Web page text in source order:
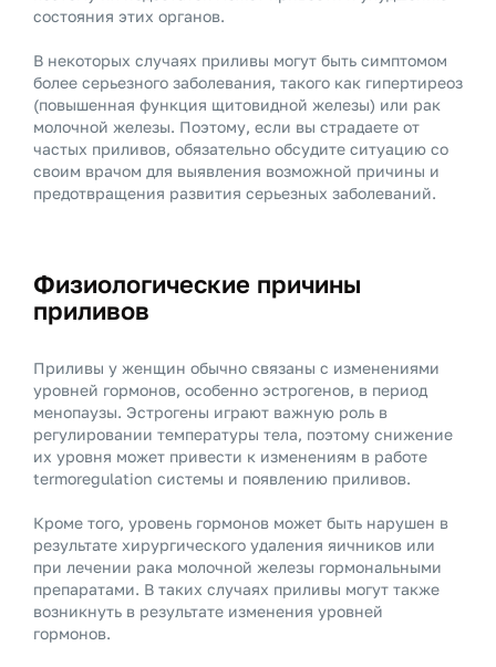
состояния этих органов.
В некоторых случаях приливы могут быть симптомом
более серьезного заболевания, такого как гипертиреоз
(повышенная функция щитовидной железы) или рак
молочной железы. Поэтому, если вы страдаете от
частых приливов, обязательно обсудите ситуацию со
своим врачом для выявления возможной причины и
предотвращения развития серьезных заболеваний.
Физиологические причины
приливов
Приливы у женщин обычно связаны с изменениями
уровней гормонов, особенно эстрогенов, в период
менопаузы. Эстрогены играют важную роль в
регулировании температуры тела, поэтому снижение
их уровня может привести к изменениям в работе
termoregulation системы и появлению приливов.
Кроме того, уровень гормонов может быть нарушен в
результате хирургического удаления яичников или
при лечении рака молочной железы гормональными
препаратами. В таких случаях приливы могут также
возникнуть в результате изменения уровней
гормонов.